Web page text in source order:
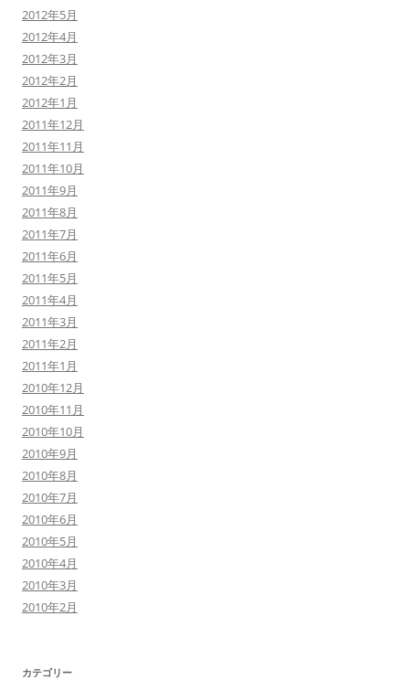
2012年5月
2012年4月
2012年3月
2012年2月
2012年1月
2011年12月
2011年11月
2011年10月
2011年9月
2011年8月
2011年7月
2011年6月
2011年5月
2011年4月
2011年3月
2011年2月
2011年1月
2010年12月
2010年11月
2010年10月
2010年9月
2010年8月
2010年7月
2010年6月
2010年5月
2010年4月
2010年3月
2010年2月
カテゴリー